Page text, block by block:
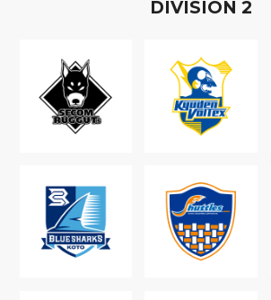
DIVISION 2